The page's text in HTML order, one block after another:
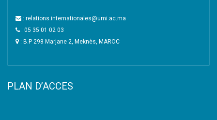
: relations.internationales@umi.ac.ma
: 05 35 01 02 03
: B.P 298 Marjane 2, Meknès, MAROC
PLAN D’ACCES